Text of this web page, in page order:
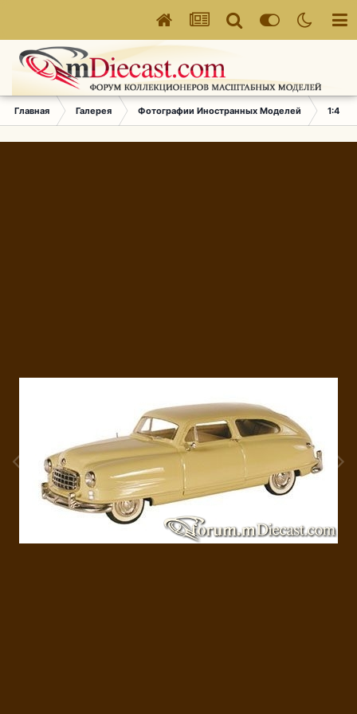
Главная Галерея Фотографии Иностранных Моделей 1:43